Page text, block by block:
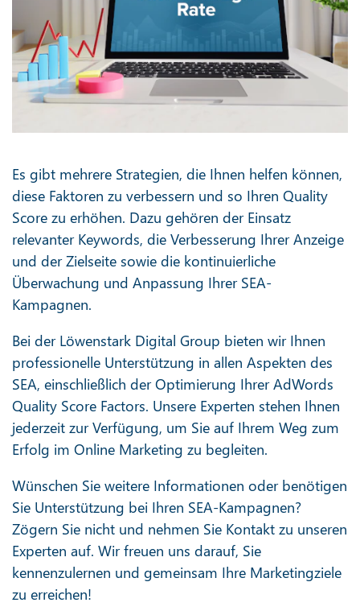
Es gibt mehrere Strategien, die Ihnen helfen können,
diese Faktoren zu verbessern und so Ihren Quality
Score zu erhöhen. Dazu gehören der Einsatz
relevanter Keywords, die Verbesserung Ihrer Anzeige
und der Zielseite sowie die kontinuierliche
Überwachung und Anpassung Ihrer SEA-
Kampagnen.
Bei der Löwenstark Digital Group bieten wir Ihnen
professionelle Unterstützung in allen Aspekten des
SEA, einschließlich der Optimierung Ihrer AdWords
Quality Score Factors. Unsere Experten stehen Ihnen
jederzeit zur Verfügung, um Sie auf Ihrem Weg zum
Erfolg im Online Marketing zu begleiten.
Wünschen Sie weitere Informationen oder benötigen
Sie Unterstützung bei Ihren SEA-Kampagnen?
Zögern Sie nicht und nehmen Sie Kontakt zu unseren
Experten auf. Wir freuen uns darauf, Sie
kennenzulernen und gemeinsam Ihre Marketingziele
zu erreichen!